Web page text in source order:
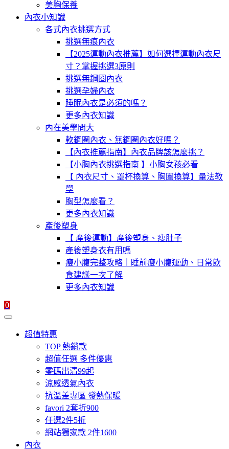
美胸保養
內衣小知識
各式內衣挑選方式
挑選無痕內衣
【2025運動內衣推薦】如何選擇運動內衣尺
寸？掌握挑選3原則
挑選無鋼圈內衣
挑選孕婦內衣
睡眠內衣是必須的嗎？
更多內衣知識
內在美學問大
軟鋼圈內衣、無鋼圈內衣好嗎？
【內衣推薦指南】內衣品牌該怎麼挑？
【小胸內衣挑選指南 】小胸女孩必看
【 內衣尺寸、罩杯換算、胸圍換算】量法教
學
胸型怎麼看？
更多內衣知識
產後塑身
【 產後運動】產後塑身、瘦肚子
產後塑身衣有用嗎
瘦小腹完整攻略｜睡前瘦小腹運動、日常飲
食建議一次了解
更多內衣知識
0
超值特惠
TOP 熱銷款
超值任選 多件優惠
零碼出清99起
涼感透氣內衣
抗溫差專區 發熱保暖
favori 2套折900
任選2件5折
網站獨家款 2件1600
內衣